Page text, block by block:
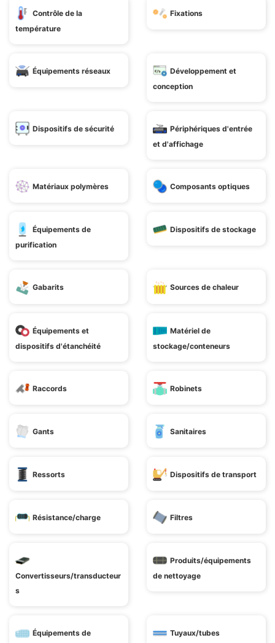
Contrôle de la
température
Fixations
Équipements réseaux
Développement et
conception
Dispositifs de sécurité
Périphériques d'entrée
et d'affichage
Matériaux polymères Composants optiques
Équipements de
purification
Dispositifs de stockage
Gabarits Sources de chaleur
Équipements et
dispositifs d'étanchéité
Matériel de
stockage/conteneurs
Raccords Robinets
Gants Sanitaires
Ressorts Dispositifs de transport
Résistance/charge Filtres
Convertisseurs/transducteur
s
Produits/équipements
de nettoyage
Équipements de
Tuyaux/tubes